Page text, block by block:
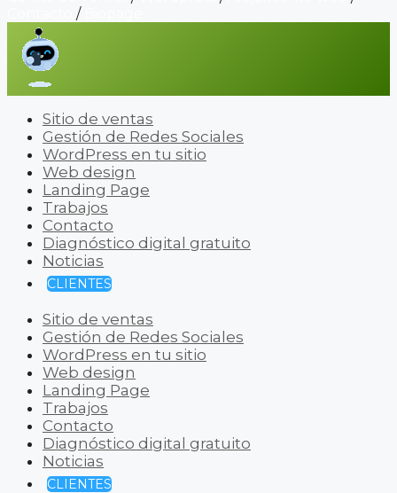
/
Sitio de ventas
Gestión de Redes Sociales
WordPress en tu sitio
Web design
Landing Page
Trabajos
Contacto
Diagnóstico digital gratuito
Noticias
CLIENTES
Sitio de ventas
Gestión de Redes Sociales
WordPress en tu sitio
Web design
Landing Page
Trabajos
Contacto
Diagnóstico digital gratuito
Noticias
CLIENTES